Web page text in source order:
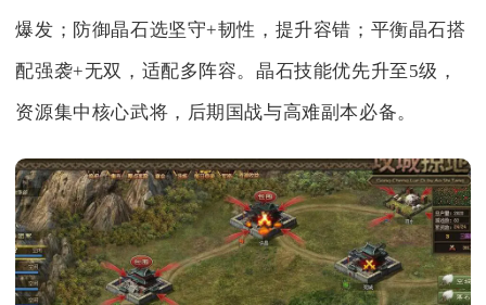
爆发；防御晶石选坚守+韧性，提升容错；平衡晶石搭
配强袭+无双，适配多阵容。晶石技能优先升至5级，
资源集中核心武将，后期国战与高难副本必备。